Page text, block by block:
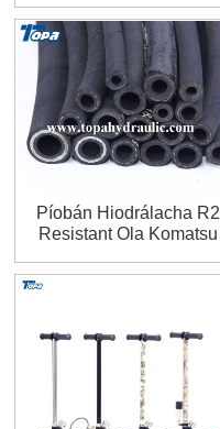
Píobán Hiodrálacha R2
Resistant Ola Komatsu